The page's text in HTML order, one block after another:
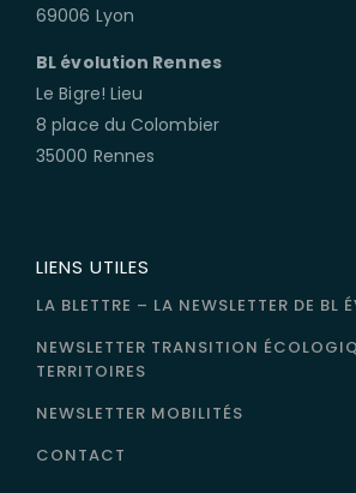
69006 Lyon
BL évolution Rennes
Le Bigre! Lieu
8 place du Colombier
35000 Rennes
LIENS UTILES
LA BLETTRE – LA NEWSLETTER DE BL
NEWSLETTER TRANSITION
TERRITOIRES
NEWSLETTER MOBILITÉS
CONTACT